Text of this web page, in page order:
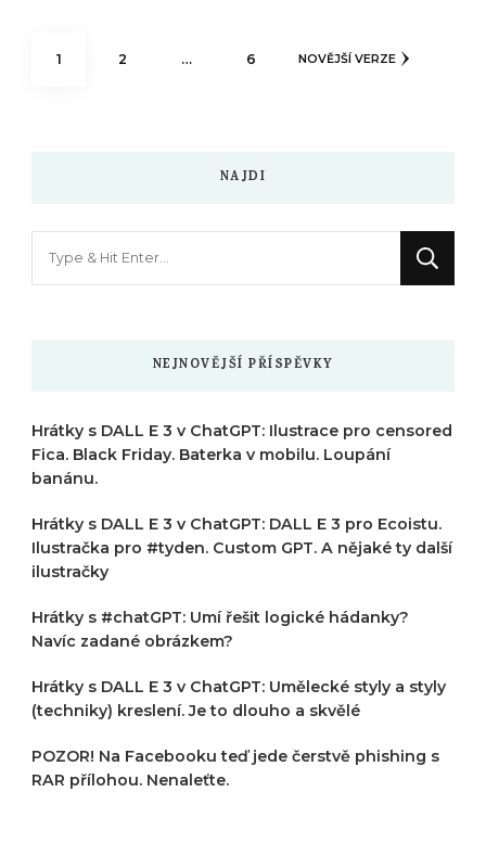
Stránkování
STRÁNKA
1 STRÁNKA
2 … STRÁNKA
6 NOVĚJŠÍ VERZE
NAJDI
NEJNOVĚJŠÍ PŘÍSPĚVKY
Hrátky s DALL E 3 v ChatGPT: Ilustrace pro censored
Fica. Black Friday. Baterka v mobilu. Loupání
banánu.
Hrátky s DALL E 3 v ChatGPT: DALL E 3 pro Ecoistu.
Ilustračka pro #tyden. Custom GPT. A nějaké ty další
ilustračky
Hrátky s #chatGPT: Umí řešit logické hádanky?
Navíc zadané obrázkem?
Hrátky s DALL E 3 v ChatGPT: Umělecké styly a styly
(techniky) kreslení. Je to dlouho a skvělé
POZOR! Na Facebooku teď jede čerstvě phishing s
RAR přílohou. Nenaleťte.